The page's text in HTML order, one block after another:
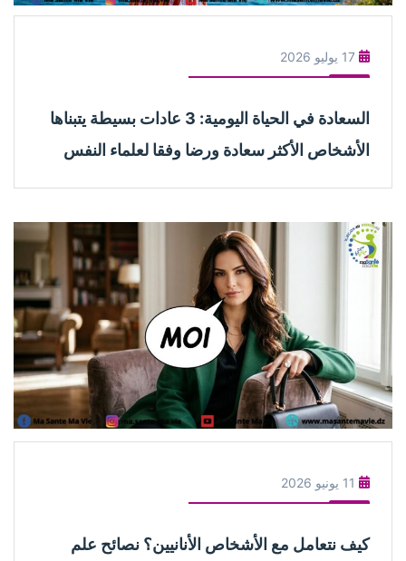
17 يوليو 2026
السعادة في الحياة اليومية: 3 عادات بسيطة يتبناها
الأشخاص الأكثر سعادة ورضا وفقا لعلماء النفس
11 يونيو 2026
كيف نتعامل مع الأشخاص الأنانيين؟ نصائح علم